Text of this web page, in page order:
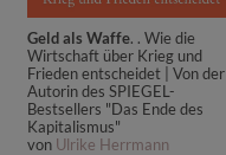
Geld als Waffe. . Wie die
Wirtschaft über Krieg und
Frieden entscheidet | Von der
Autorin des SPIEGEL-
Bestsellers "Das Ende des
Kapitalismus"
von Ulrike Herrmann